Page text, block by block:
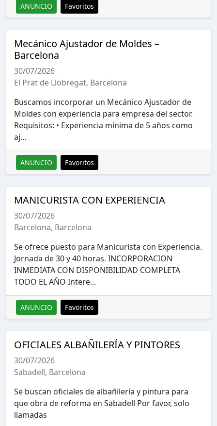
ANUNCIO Favoritos
Mecánico Ajustador de Moldes –
Barcelona
30/07/2026
El Prat de Llobregat, Barcelona
Buscamos incorporar un Mecánico Ajustador de
Moldes con experiencia para empresa del sector.
Requisitos: • Experiencia mínima de 5 años como
aj...
ANUNCIO Favoritos
MANICURISTA CON EXPERIENCIA
30/07/2026
Barcelona, Barcelona
Se ofrece puesto para Manicurista con Experiencia.
Jornada de 30 y 40 horas. INCORPORACION
INMEDIATA CON DISPONIBILIDAD COMPLETA
TODO EL AÑO Intere...
ANUNCIO Favoritos
OFICIALES ALBAÑILERÍA Y PINTORES
30/07/2026
Sabadell, Barcelona
Se buscan oficiales de albañilería y pintura para
que obra de reforma en Sabadell Por favor, solo
llamadas